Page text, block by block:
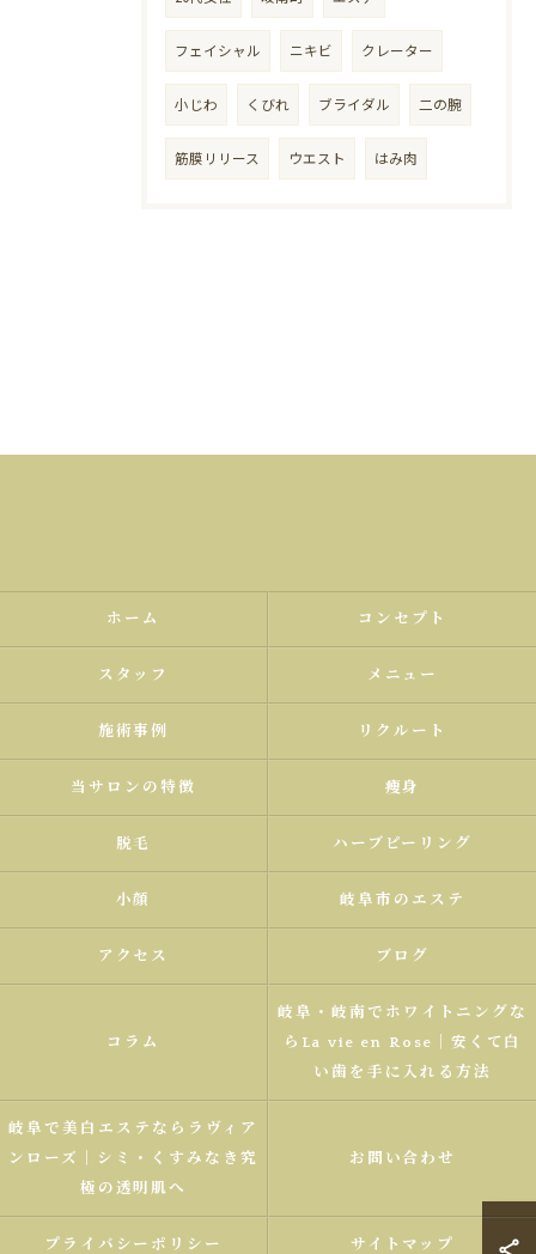
フェイシャル ニキビ クレーター
小じわ くびれ ブライダル 二の腕
筋膜リリース ウエスト はみ肉
ホーム コンセプト
スタッフ メニュー
施術事例 リクルート
当サロンの特徴 痩身
脱毛 ハーブピーリング
小顔 岐阜市のエステ
アクセス ブログ
コラム
岐阜・岐南でホワイトニングな
らLa vie en Rose｜安くて白
い歯を手に入れる方法
岐阜で美白エステならラヴィア
ンローズ｜シミ・くすみなき究
極の透明肌へ
お問い合わせ
プライバシーポリシー サイトマップ